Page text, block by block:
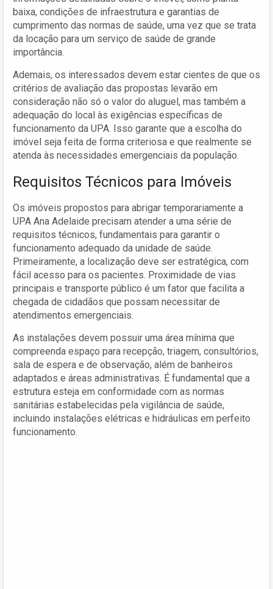
baixa, condições de infraestrutura e garantias de
cumprimento das normas de saúde, uma vez que se trata
da locação para um serviço de saúde de grande
importância.
Ademais, os interessados devem estar cientes de que os
critérios de avaliação das propostas levarão em
consideração não só o valor do aluguel, mas também a
adequação do local às exigências específicas de
funcionamento da UPA. Isso garante que a escolha do
imóvel seja feita de forma criteriosa e que realmente se
atenda às necessidades emergenciais da população.
Requisitos Técnicos para Imóveis
Os imóveis propostos para abrigar temporariamente a
UPA Ana Adelaide precisam atender a uma série de
requisitos técnicos, fundamentais para garantir o
funcionamento adequado da unidade de saúde.
Primeiramente, a localização deve ser estratégica, com
fácil acesso para os pacientes. Proximidade de vias
principais e transporte público é um fator que facilita a
chegada de cidadãos que possam necessitar de
atendimentos emergenciais.
As instalações devem possuir uma área mínima que
compreenda espaço para recepção, triagem, consultórios,
sala de espera e de observação, além de banheiros
adaptados e áreas administrativas. É fundamental que a
estrutura esteja em conformidade com as normas
sanitárias estabelecidas pela vigilância de saúde,
incluindo instalações elétricas e hidráulicas em perfeito
funcionamento.